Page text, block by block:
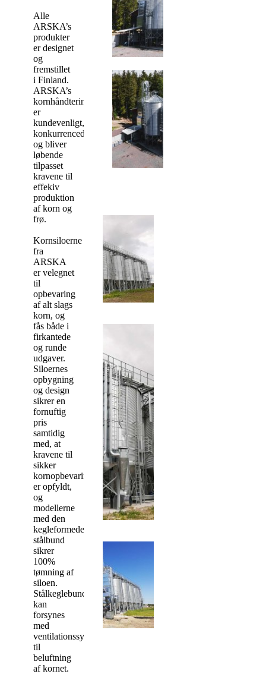
Alle
ARSKA’s
produkter
er designet
og
fremstillet
i Finland.
ARSKA’s
kornhåndteringsudstyr
er
kundevenligt,
konkurrencedygtigt
og bliver
løbende
tilpasset
kravene til
effekiv
produktion
af korn og
frø.
Kornsiloerne
fra
ARSKA
er velegnet
til
opbevaring
af alt slags
korn, og
fås både i
firkantede
og runde
udgaver.
Siloernes
opbygning
og design
sikrer en
fornuftig
pris
samtidig
med, at
kravene til
sikker
kornopbevaring
er opfyldt,
og
modellerne
med den
kegleformede
stålbund
sikrer
100%
tømning af
siloen.
Stålkeglebunden
kan
forsynes
med
ventilationssystem
til
beluftning
af kornet.